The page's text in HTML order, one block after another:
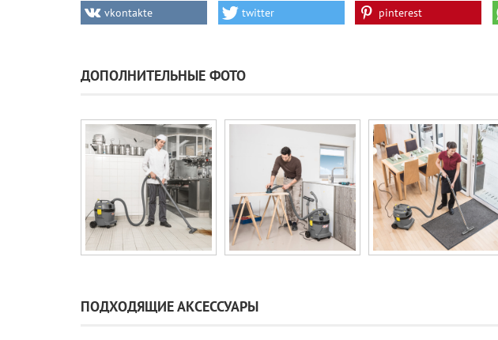
vkontakte twitter pinterest
ДОПОЛНИТЕЛЬНЫЕ ФОТО
ПОДХОДЯЩИЕ АКСЕССУАРЫ